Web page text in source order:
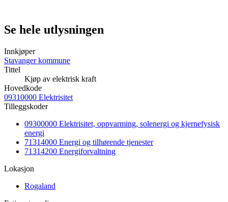
Se hele utlysningen
Innkjøper
Stavanger kommune
Tittel
Kjøp av elektrisk kraft
Hovedkode
09310000 Elektrisitet
Tilleggskoder
09300000 Elektrisitet, oppvarming, solenergi og kjernefysisk
energi
71314000 Energi og tilhørende tjenester
71314200 Energiforvaltning
Lokasjon
Rogaland